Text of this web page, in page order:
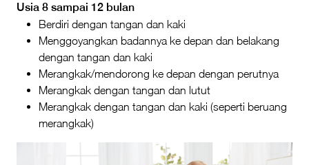
Usia 8 sampai 12 bulan
Berdiri dengan tangan dan kaki
Menggoyangkan badannya ke depan dan belakang
dengan tangan dan kaki
Merangkak/mendorong ke depan dengan perutnya
Merangkak dengan tangan dan lutut
Merangkak dengan tangan dan kaki (seperti beruang
merangkak)